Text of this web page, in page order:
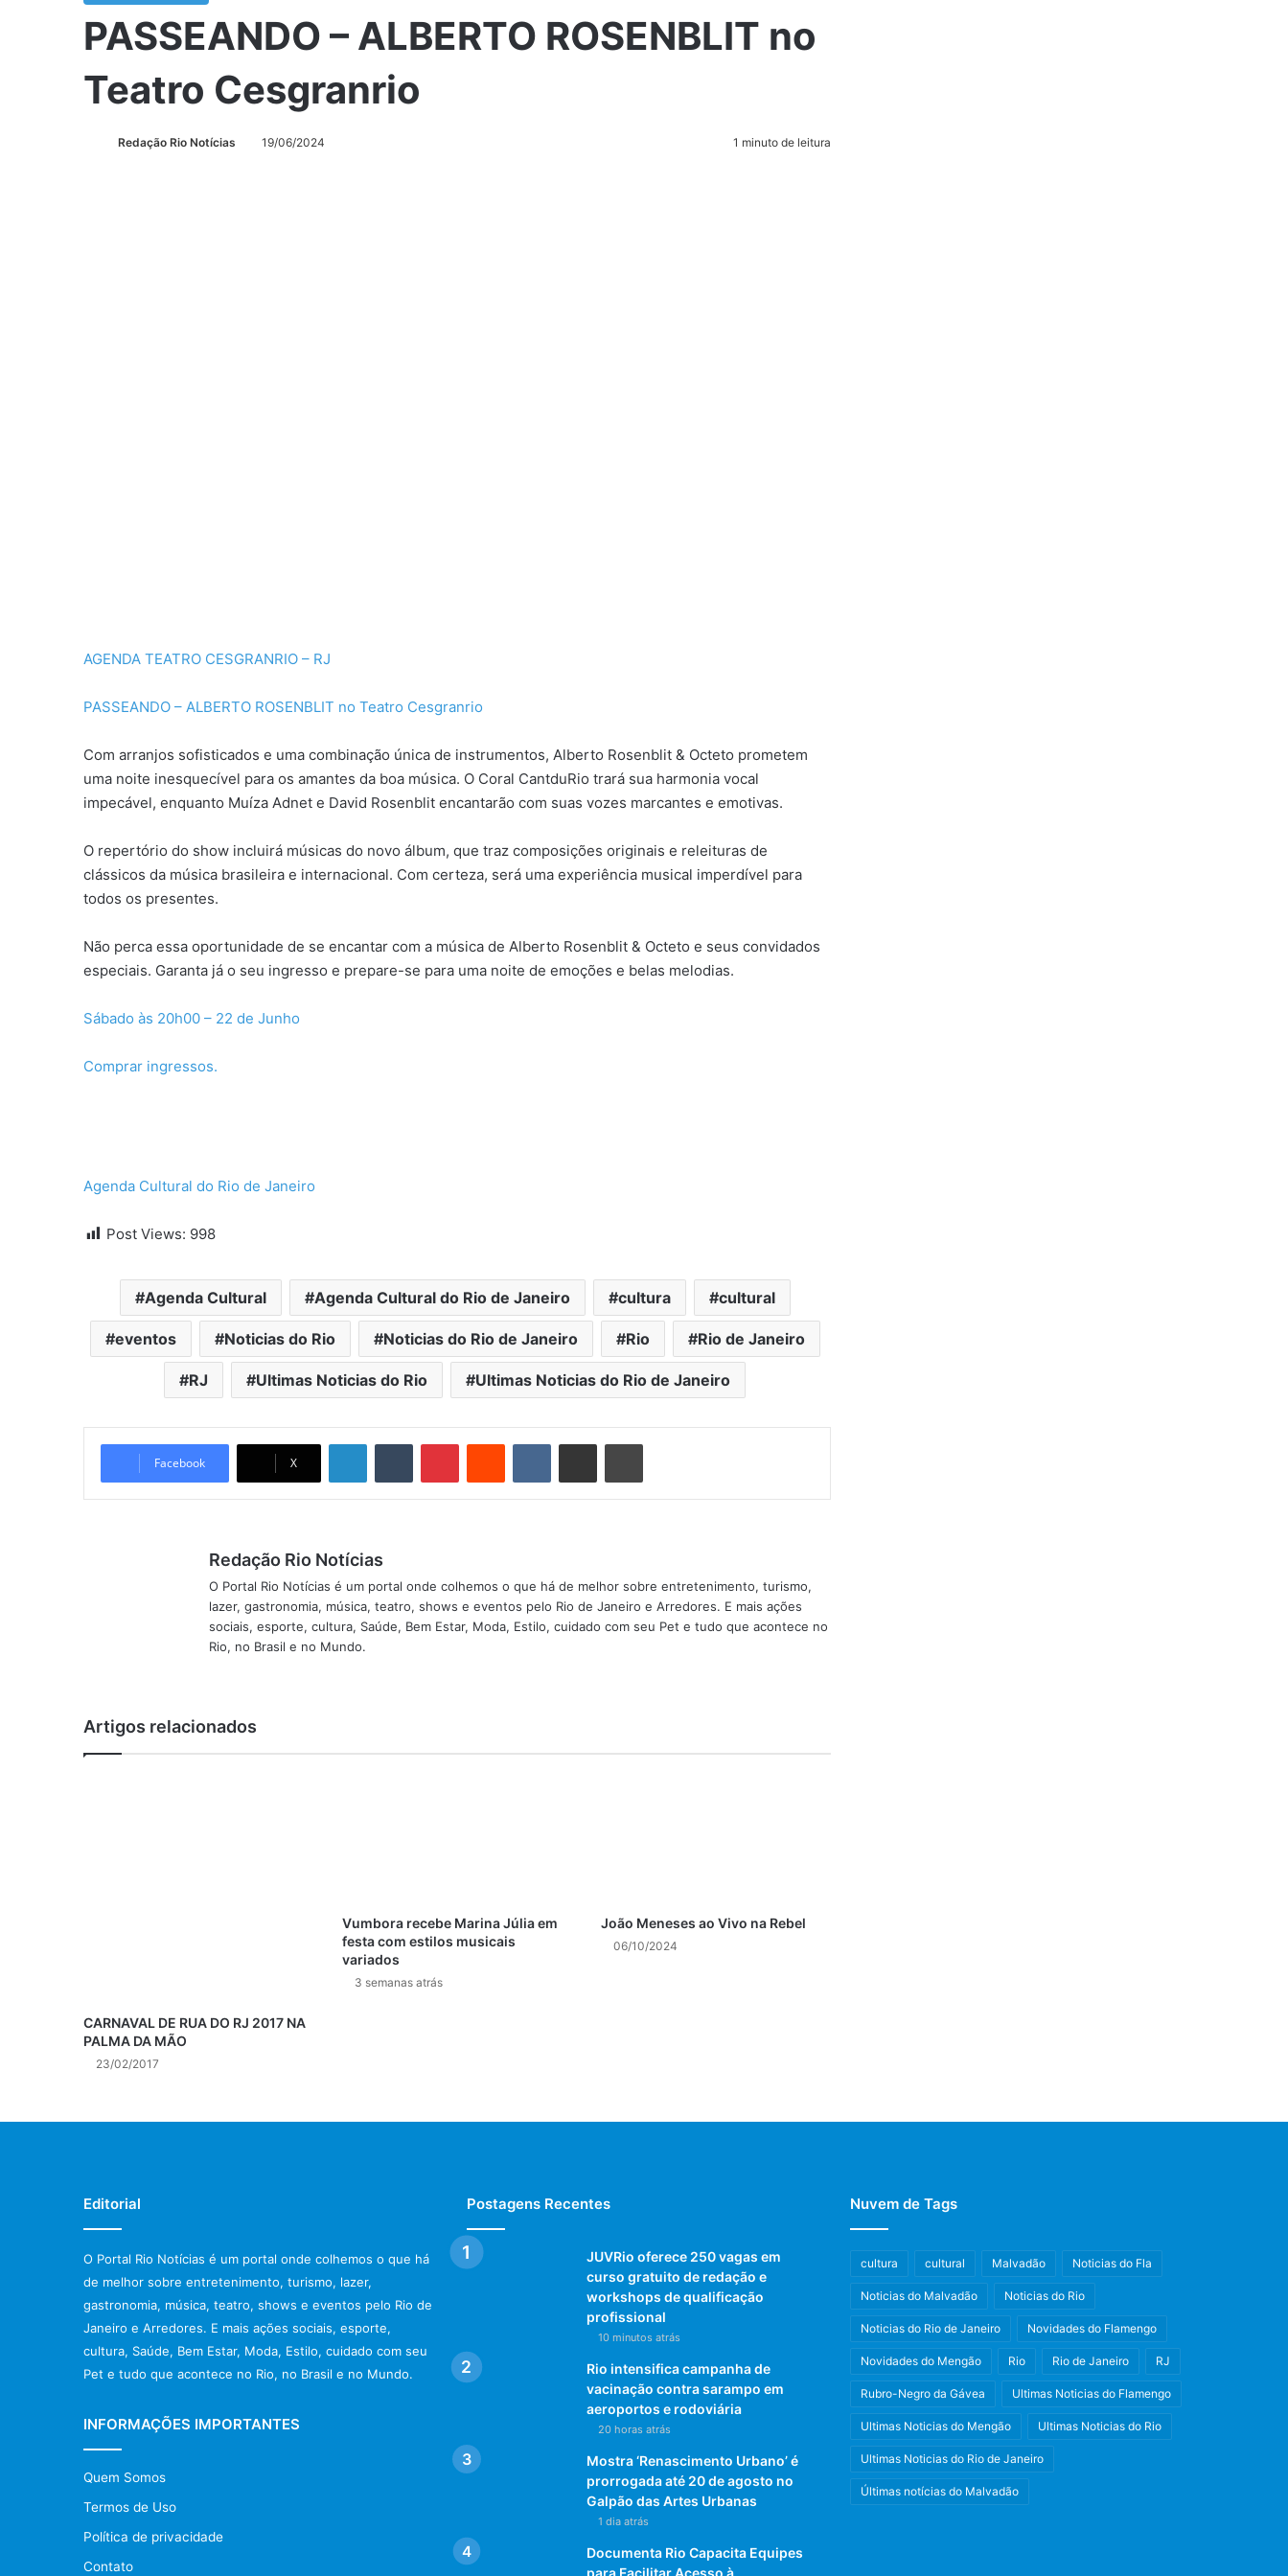
PASSEANDO – ALBERTO ROSENBLIT no
Teatro Cesgranrio
Redação Rio Notícias 19/06/2024 1 minuto de leitura
AGENDA TEATRO CESGRANRIO – RJ
PASSEANDO – ALBERTO ROSENBLIT no Teatro Cesgranrio
Com arranjos sofisticados e uma combinação única de instrumentos, Alberto Rosenblit & Octeto prometem
uma noite inesquecível para os amantes da boa música. O Coral CantduRio trará sua harmonia vocal
impecável, enquanto Muíza Adnet e David Rosenblit encantarão com suas vozes marcantes e emotivas.
O repertório do show incluirá músicas do novo álbum, que traz composições originais e releituras de
clássicos da música brasileira e internacional. Com certeza, será uma experiência musical imperdível para
todos os presentes.
Não perca essa oportunidade de se encantar com a música de Alberto Rosenblit & Octeto e seus convidados
especiais. Garanta já o seu ingresso e prepare-se para uma noite de emoções e belas melodias.
Sábado às 20h00 – 22 de Junho
Comprar ingressos.
Agenda Cultural do Rio de Janeiro
Post Views: 998
Agenda Cultural Agenda Cultural do Rio de Janeiro cultura cultural
eventos Noticias do Rio Noticias do Rio de Janeiro Rio Rio de Janeiro
RJ Ultimas Noticias do Rio Ultimas Noticias do Rio de Janeiro
Facebook X
Redação Rio Notícias
O Portal Rio Notícias é um portal onde colhemos o que há de melhor sobre entretenimento, turismo,
lazer, gastronomia, música, teatro, shows e eventos pelo Rio de Janeiro e Arredores. E mais ações
sociais, esporte, cultura, Saúde, Bem Estar, Moda, Estilo, cuidado com seu Pet e tudo que acontece no
Rio, no Brasil e no Mundo.
Artigos relacionados
CARNAVAL DE RUA DO RJ 2017 NA
PALMA DA MÃO
23/02/2017
Vumbora recebe Marina Júlia em
festa com estilos musicais
variados
3 semanas atrás
João Meneses ao Vivo na Rebel
06/10/2024
Editorial
O Portal Rio Notícias é um portal onde colhemos o que há
de melhor sobre entretenimento, turismo, lazer,
gastronomia, música, teatro, shows e eventos pelo Rio de
Janeiro e Arredores. E mais ações sociais, esporte,
cultura, Saúde, Bem Estar, Moda, Estilo, cuidado com seu
Pet e tudo que acontece no Rio, no Brasil e no Mundo.
INFORMAÇÕES IMPORTANTES
Quem Somos
Termos de Uso
Política de privacidade
Contato
Postagens Recentes
JUVRio oferece 250 vagas em
curso gratuito de redação e
workshops de qualificação
profissional
10 minutos atrás
Rio intensifica campanha de
vacinação contra sarampo em
aeroportos e rodoviária
20 horas atrás
Mostra ‘Renascimento Urbano’ é
prorrogada até 20 de agosto no
Galpão das Artes Urbanas
1 dia atrás
Documenta Rio Capacita Equipes
Nuvem de Tags
cultura cultural Malvadão Noticias do Fla
Noticias do Malvadão Noticias do Rio
Noticias do Rio de Janeiro Novidades do Flamengo
Novidades do Mengão Rio Rio de Janeiro RJ
Rubro-Negro da Gávea Ultimas Noticias do Flamengo
Ultimas Noticias do Mengão Ultimas Noticias do Rio
Ultimas Noticias do Rio de Janeiro
Últimas notícias do Malvadão